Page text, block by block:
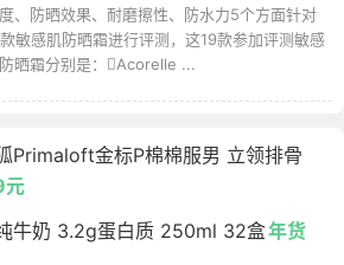
、防晒效果、耐磨擦性、防水力5个方面针对
敏感肌防晒霜进行评测，这19款参加评测敏感
晒霜分别是：Acorelle ...
Primaloft金标P棉棉服男 立领排骨
牛奶 3.2g蛋白质 250ml 32盒年货